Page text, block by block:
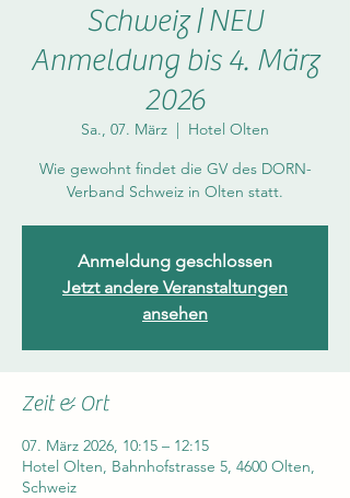
Schweiz | NEU
Anmeldung bis 4. März
2026
Sa., 07. März
  |
Hotel Olten
Wie gewohnt findet die GV des DORN-
Verband Schweiz in Olten statt.
Anmeldung geschlossen
Jetzt andere Veranstaltungen
ansehen
Zeit & Ort
07. März 2026, 10:15 – 12:15
Hotel Olten, Bahnhofstrasse 5, 4600 Olten,
Schweiz